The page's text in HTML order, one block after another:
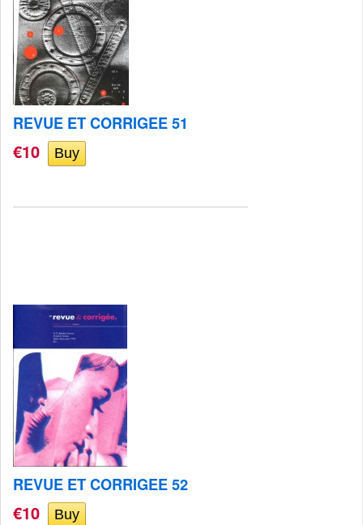
REVUE ET CORRIGEE 51
€10
REVUE ET CORRIGEE 52
€10